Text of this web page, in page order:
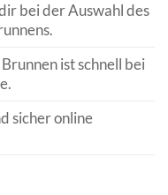
bei der Auswahl des
ist schnell bei
sicher online